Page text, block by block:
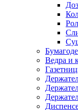
Ведра и